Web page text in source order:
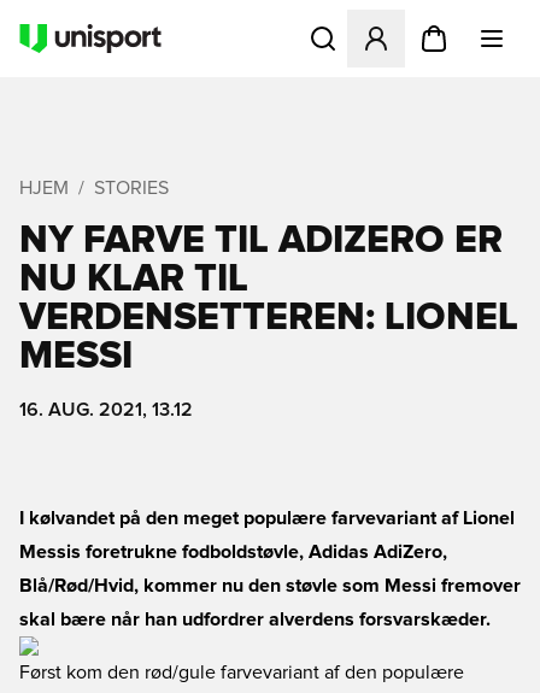
Åbner en Modal til at
HJEM STORIES
NY FARVE TIL ADIZERO ER
NU KLAR TIL
VERDENSETTEREN: LIONEL
MESSI
16. AUG. 2021, 13.12
I kølvandet på den meget populære farvevariant af Lionel
Messis foretrukne fodboldstøvle, Adidas AdiZero,
Blå/Rød/Hvid, kommer nu den støvle som Messi fremover
skal bære når han udfordrer alverdens forsvarskæder.
Først kom den rød/gule farvevariant af den populære